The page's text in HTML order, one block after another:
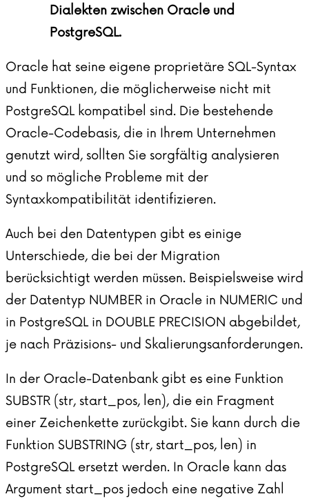
Dialekten zwischen Oracle und
PostgreSQL.
Oracle hat seine eigene proprietäre SQL-Syntax
und Funktionen, die möglicherweise nicht mit
PostgreSQL kompatibel sind. Die bestehende
Oracle-Codebasis, die in Ihrem Unternehmen
genutzt wird, sollten Sie sorgfältig analysieren
und so mögliche Probleme mit der
Syntaxkompatibilität identifizieren.
Auch bei den Datentypen gibt es einige
Unterschiede, die bei der Migration
berücksichtigt werden müssen. Beispielsweise wird
der Datentyp NUMBER in Oracle in NUMERIC und
in PostgreSQL in DOUBLE PRECISION abgebildet,
je nach Präzisions- und Skalierungsanforderungen.
In der Oracle-Datenbank gibt es eine Funktion
SUBSTR (str, start_pos, len), die ein Fragment
einer Zeichenkette zurückgibt. Sie kann durch die
Funktion SUBSTRING (str, start_pos, len) in
PostgreSQL ersetzt werden. In Oracle kann das
Argument start_pos jedoch eine negative Zahl